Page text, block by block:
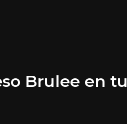
Brulee en tu